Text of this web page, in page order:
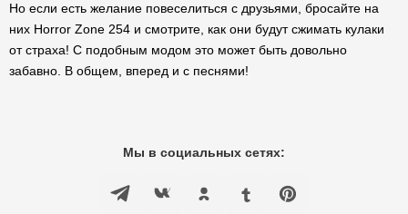
Но если есть желание повеселиться с друзьями, бросайте на
них Horror Zone 254 и смотрите, как они будут сжимать кулаки
от страха! С подобным модом это может быть довольно
забавно. В общем, вперед и с песнями!
Мы в социальных сетях: